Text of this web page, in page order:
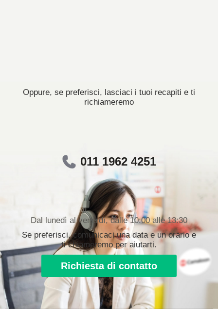
Oppure, se preferisci, lasciaci i tuoi recapiti e ti
richiameremo
011 1962 4251
Dal lunedì al venerdì, dalle 10:00 alle 13:30
Se preferisci, comunicaci una data e un orario e
ti chiameremo per aiutarti.
Richiesta di contatto